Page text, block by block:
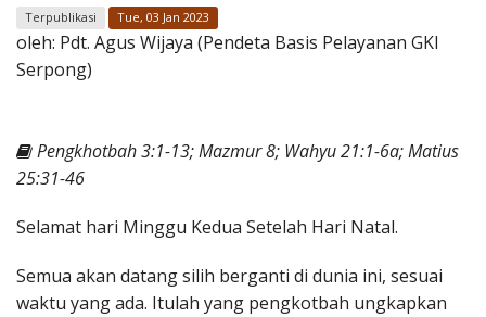
Berita Kegiatan
Fasilitas
Penerbitan
Terpublikasi Tue, 03 Jan 2023
oleh: Pdt. Agus Wijaya (Pendeta Basis Pelayanan GKI
Serpong)
Pengkhotbah 3:1-13; Mazmur 8; Wahyu 21:1-6a; Matius
25:31-46
Selamat hari Minggu Kedua Setelah Hari Natal.
Semua akan datang silih berganti di dunia ini, sesuai
waktu yang ada. Itulah yang pengkotbah ungkapkan